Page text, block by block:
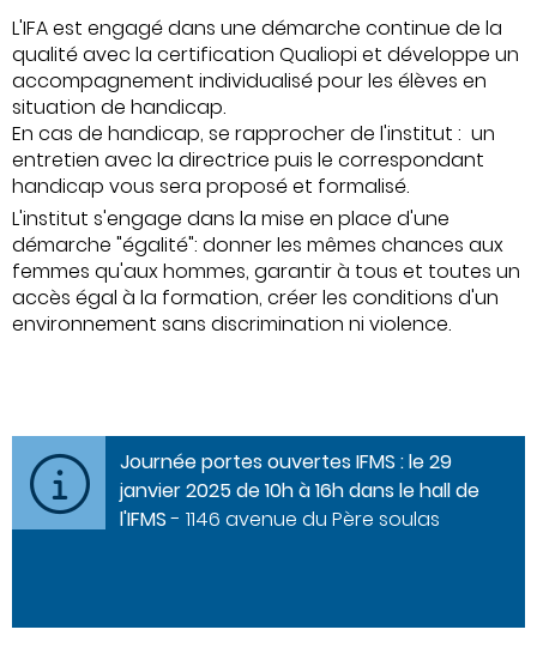
L'IFA est engagé dans une démarche continue de la
qualité avec la certification Qualiopi et développe un
accompagnement individualisé pour les élèves en
situation de handicap.
En cas de handicap, se rapprocher de l'institut : un
entretien avec la directrice puis le correspondant
handicap vous sera proposé et formalisé.
L'institut s'engage dans la mise en place d'une
démarche "égalité": donner les mêmes chances aux
femmes qu'aux hommes, garantir à tous et toutes un
accès égal à la formation, créer les conditions d'un
environnement sans discrimination ni violence.
Journée portes ouvertes IFMS : le 29
janvier 2025 de 10h à 16h dans le hall de
l'IFMS- 1146 avenue du Père soulas